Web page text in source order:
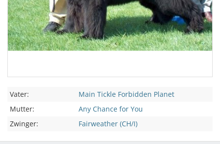
Vater:
Main Tickle Forbidden Planet
Mutter:
Any Chance for You
Zwinger:
Fairweather (CH/I)